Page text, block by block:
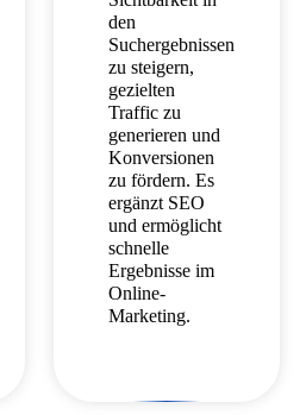
den
Suchergebnissen
zu steigern,
gezielten
Traffic zu
generieren und
Konversionen
zu fördern. Es
ergänzt SEO
und ermöglicht
schnelle
Ergebnisse im
Online-
Marketing.